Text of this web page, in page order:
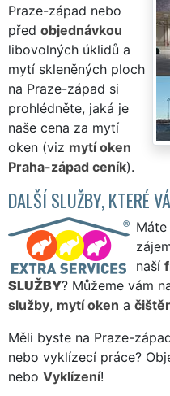
Praze-západ nebo
před objednávkou
libovolných úklidů a
mytí skleněných ploch
na Praze-západ si
prohlédněte, jaká je
naše cena za mytí
oken (viz mytí oken
Praha-západ ceník).
DALŠÍ SLUŽBY, KTERÉ
naší
SLUŽBY? Můžeme vám
služby, mytí oken a
Měli byste na Praze-
nebo vyklízecí práce?
nebo Vyklízení!